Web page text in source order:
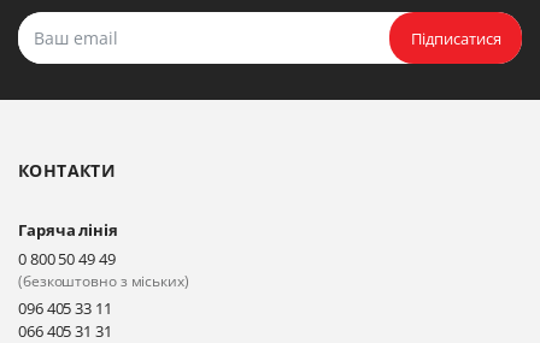
Підписатися
КОНТАКТИ
Гаряча лінія
0 800 50 49 49
(безкоштовно з міських)
096 405 33 11
066 405 31 31